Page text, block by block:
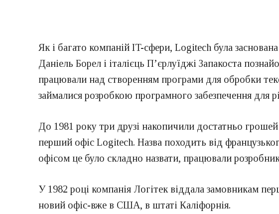
Як і багато компаній IT-сфери, Logitech була
Даніель Борел і італієць П’єрлуїджі Запакоста
працювали над створенням програми для обробки
займалися розробкою програмного забезпечення для
До 1981 року три друзі накопичили достатньо
перший офіс Logitech. Назва походить від
офісом це було складно назвати, працювали
У 1982 році компанія Логітек віддала замовникам
новий офіс-вже в США, в штаті Каліфорнія.